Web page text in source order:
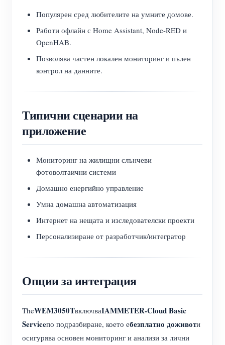
Популярен сред любителите на умните домове.
Работи офлайн с Home Assistant, Node-RED и
OpenHAB.
Позволява частен локален мониторинг и пълен
контрол на данните.
Типични сценарии на
приложение
Мониторинг на жилищни слънчеви
фотоволтаични системи
Домашно енергийно управление
Умна домашна автоматизация
Интернет на нещата и изследователски проекти
Персонализиране от разработчик/интегратор
Опции за интеграция
TheWEM3050TвключваIAMMETER-Cloud Basic
Serviceпо подразбиране, което ебезплатно доживоти
осигурява основен мониторинг и анализи за лични